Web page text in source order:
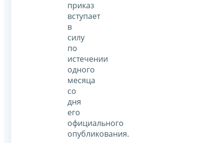
приказ
вступает
в
силу
по
истечении
одного
месяца
со
дня
его
официального
опубликования.